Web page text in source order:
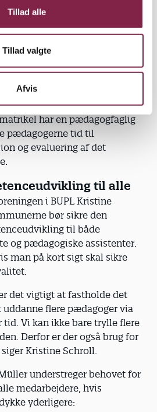
Tillad alle
Tillad valgte
Afvis
på 70 procent i
kommunerne til at sikre, at
står alene med børnene, til
har en pædagogfaglig
pædagogerne tid til
og evaluering af det
til alle
i BUPL Kristine
bør sikre den
til både
og pædagogiske assistenter.
man på kort sigt skal sikre
det vigtigt at fastholde det
flere pædagoger via
tid. Vi kan ikke bare trylle flere
Derfor er der også brug for
Kristine Schroll.
understreger behovet for
medarbejdere, hvis
yderligere: